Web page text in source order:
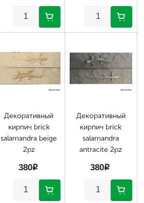
Декоративный
кирпич brick
salamandra beige
2pz
380p
Декоративный
кирпич brick
salamandra
antracite 2pz
380p